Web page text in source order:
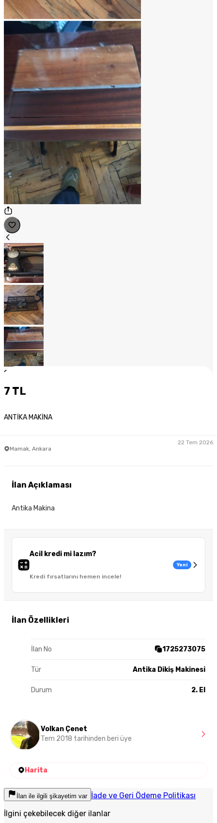
1
7 TL
ANTİKA MAKİNA
Mamak, Ankara
22 Tem 2026
Acil kredi mi lazım?
Kredi fırsatlarını hemen incele!
Yeni
İlan Özellikleri
İlan No 1725273075
Tür Antika Dikiş Makinesi
Durum 2. El
İlan Açıklaması
Antika Makina
Volkan Çenet
Tem 2018 tarihinden beri üye
Harita
İlan ile ilgili şikayetim var İade ve Geri Ödeme Politikası
İlgini çekebilecek diğer ilanlar